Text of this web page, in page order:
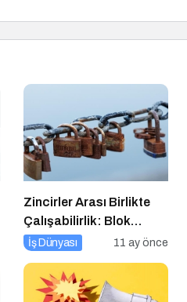
Zincirler Arası Birlikte
Çalışabilirlik: Blok
Zincirlerin Geleceği
İş Dünyası 11 ay önce